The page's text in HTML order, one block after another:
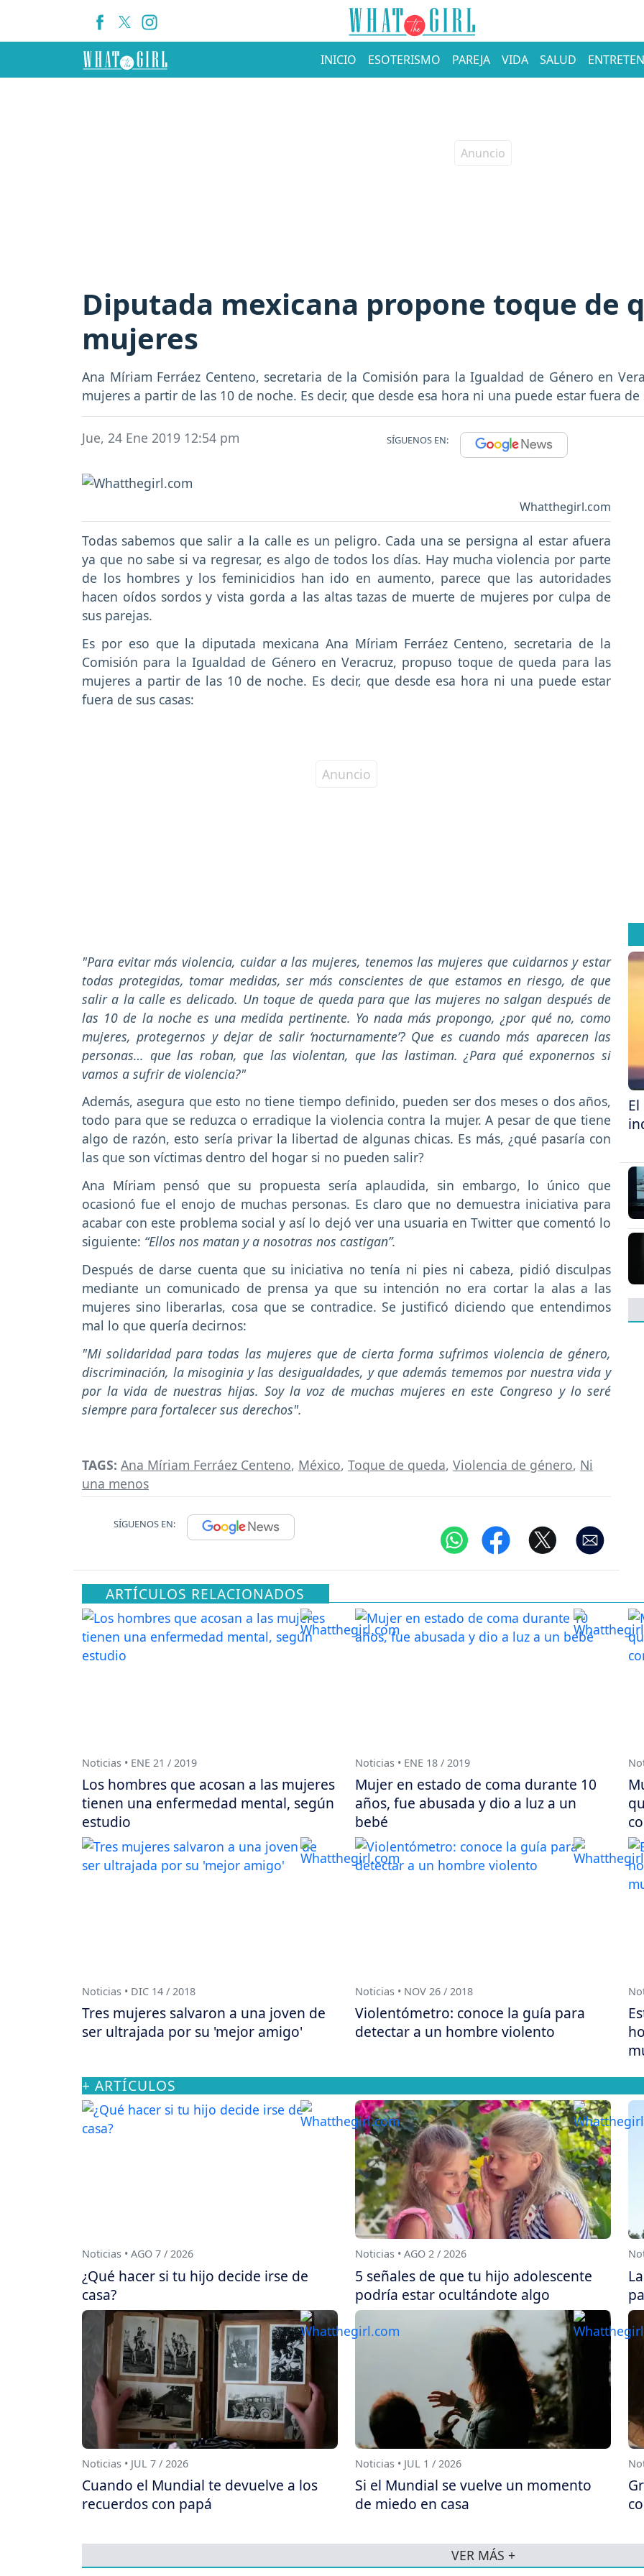
INICIO ESOTERISMO PAREJA VIDA SALUD
Diputada mexicana propone toque de
mujeres
Ana Míriam Ferráez Centeno, secretaria de la Comisión para la Igualdad de Género en
mujeres a partir de las 10 de noche. Es decir, que desde esa hora ni una puede estar fuera de
Jue, 24 Ene 2019 12:54 pm SÍGUENOS EN:
Whatthegirl.com
Todas sabemos que salir a la calle es un peligro. Cada una se persigna al estar afuera
ya que no sabe si va regresar, es algo de todos los días. Hay mucha violencia por parte
de los hombres y los feminicidios han ido en aumento, parece que las autoridades
hacen oídos sordos y vista gorda a las altas tazas de muerte de mujeres por culpa de
sus parejas.
Es por eso que la diputada mexicana Ana Míriam Ferráez Centeno, secretaria de la
Comisión para la Igualdad de Género en Veracruz, propuso toque de queda para las
mujeres a partir de las 10 de noche. Es decir, que desde esa hora ni una puede estar
fuera de sus casas:
"Para evitar más violencia, cuidar a las mujeres, tenemos las mujeres que cuidarnos y estar
todas protegidas, tomar medidas, ser más conscientes de que estamos en riesgo, de que
salir a la calle es delicado. Un toque de queda para que las mujeres no salgan después de
las 10 de la noche es una medida pertinente. Yo nada más propongo, ¿por qué no, como
mujeres, protegernos y dejar de salir ‘nocturnamente’? Que es cuando más aparecen las
personas… que las roban, que las violentan, que las lastiman. ¿Para qué exponernos si
vamos a sufrir de violencia?"
Además, asegura que esto no tiene tiempo definido, pueden ser dos meses o dos años,
todo para que se reduzca o erradique la violencia contra la mujer. A pesar de que tiene
algo de razón, esto sería privar la libertad de algunas chicas. Es más, ¿qué pasaría con
las que son víctimas dentro del hogar si no pueden salir?
Ana Míriam pensó que su propuesta sería aplaudida, sin embargo, lo único que
ocasionó fue el enojo de muchas personas. Es claro que no demuestra iniciativa para
acabar con este problema social y así lo dejó ver una usuaria en Twitter que comentó lo
siguiente: “Ellos nos matan y a nosotras nos castigan”.
Después de darse cuenta que su iniciativa no tenía ni pies ni cabeza, pidió disculpas
mediante un comunicado de prensa ya que su intención no era cortar la alas a las
mujeres sino liberarlas, cosa que se contradice. Se justificó diciendo que entendimos
mal lo que quería decirnos:
"Mi solidaridad para todas las mujeres que de cierta forma sufrimos violencia de género,
discriminación, la misoginia y las desigualdades, y que además tememos por nuestra vida y
por la vida de nuestras hijas. Soy la voz de muchas mujeres en este Congreso y lo seré
siempre para fortalecer sus derechos".
TAGS: Ana Míriam Ferráez Centeno, México, Toque de queda, Violencia de género, Ni
una menos
SÍGUENOS EN:
ARTÍCULOS RELACIONADOS
Noticias • ENE 21 / 2019
Los hombres que acosan a las mujeres
tienen una enfermedad mental, según
estudio
Noticias • ENE 18 / 2019
Mujer en estado de coma durante 10
años, fue abusada y dio a luz a un
bebé
Noticias • DIC 14 / 2018
Tres mujeres salvaron a una joven de
ser ultrajada por su 'mejor amigo'
Noticias • NOV 26 / 2018
Violentómetro: conoce la guía para
detectar a un hombre violento
+ ARTÍCULOS
Noticias • AGO 7 / 2026
¿Qué hacer si tu hijo decide irse de
casa?
Noticias • AGO 2 / 2026
5 señales de que tu hijo adolescente
podría estar ocultándote algo
Noticias • JUL 7 / 2026
Cuando el Mundial te devuelve a los
recuerdos con papá
Noticias • JUL 1 / 2026
Si el Mundial se vuelve un momento
de miedo en casa
VER MÁS +